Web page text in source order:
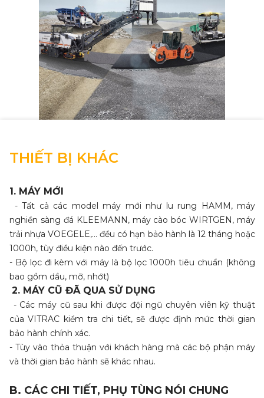
THIẾT BỊ KHÁC
1. MÁY MỚI
- Tất cả các model máy mới như lu rung HAMM, máy
nghiền sàng đá KLEEMANN, máy cào bóc WIRTGEN, máy
trải nhựa VOEGELE,… đều có hạn bảo hành là 12 tháng hoặc
1000h, tùy điều kiện nào đến trước.
- Bộ lọc đi kèm với máy là bộ lọc 1000h tiêu chuẩn (không
bao gồm dầu, mỡ, nhớt)
2. MÁY CŨ ĐÃ QUA SỬ DỤNG
- Các máy cũ sau khi được đội ngũ chuyên viên kỹ thuật
của VITRAC kiểm tra chi tiết, sẽ được định mức thời gian
bảo hành chính xác.
- Tùy vào thỏa thuận với khách hàng mà các bộ phận máy
và thời gian bảo hành sẽ khác nhau.
B. CÁC CHI TIẾT, PHỤ TÙNG NÓI CHUNG